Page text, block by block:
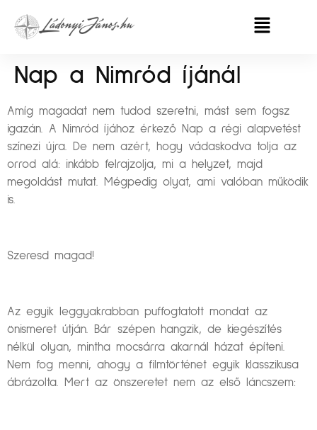
Nap a Nimród íjánál
Amíg magadat nem tudod szeretni, mást sem fogsz
igazán. A Nimród íjához érkező Nap a régi alapvetést
színezi újra. De nem azért, hogy vádaskodva tolja az
orrod alá: inkább felrajzolja, mi a helyzet, majd
megoldást mutat. Mégpedig olyat, ami valóban működik
is.
Szeresd magad!
Az egyik leggyakrabban puffogtatott mondat az
önismeret útján. Bár szépen hangzik, de kiegészítés
nélkül olyan, mintha mocsárra akarnál házat építeni.
Nem fog menni, ahogy a filmtörténet egyik klasszikusa
ábrázolta. Mert az önszeretet nem az első láncszem: